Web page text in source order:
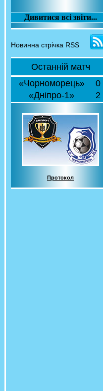
Дивитися всі звіти...
Новинна стрічка RSS
Останній матч
«Чорноморець»
0
«Дніпро-1»
2
Протокол